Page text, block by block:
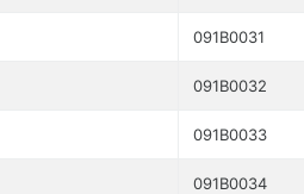
091B0031
091B0032
091B0033
091B0034